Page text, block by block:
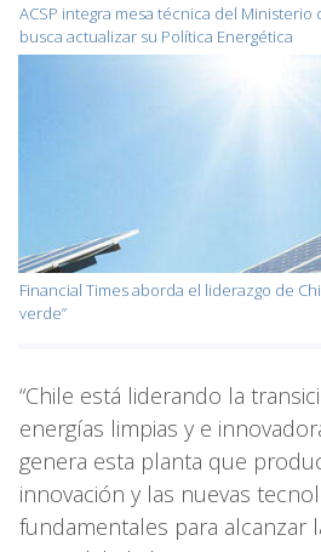
ACSP integra mesa técnica del Ministerio
busca actualizar su Política Energética
Financial Times aborda el liderazgo de
verde”
“Chile está liderando la
energías limpias y e
genera esta planta que
innovación y las nuevas
fundamentales para alcanzar